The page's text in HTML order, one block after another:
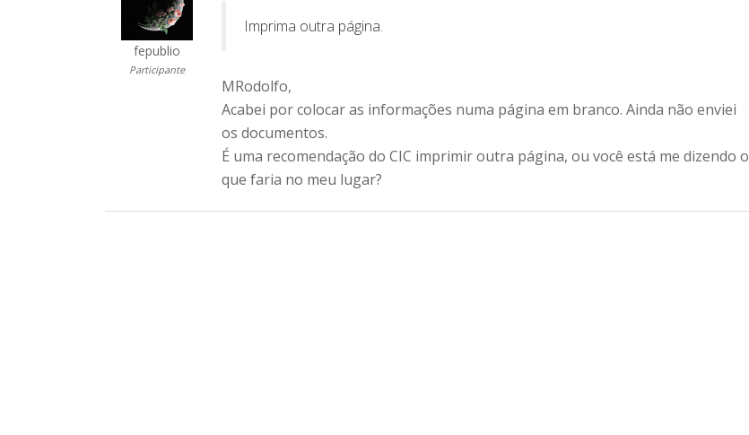
fepublio
Participante
Imprima outra página.
MRodolfo,
Acabei por colocar as informações numa página em branco. Ainda não enviei
os documentos.
É uma recomendação do CIC imprimir outra página, ou você está me dizendo o
que faria no meu lugar?